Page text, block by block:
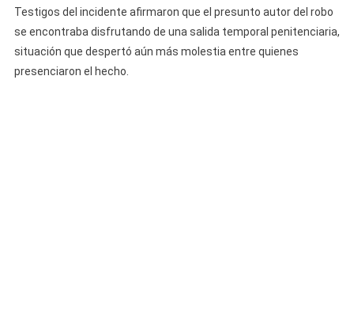
Testigos del incidente afirmaron que el presunto autor del robo
se encontraba disfrutando de una salida temporal penitenciaria,
situación que despertó aún más molestia entre quienes
presenciaron el hecho.